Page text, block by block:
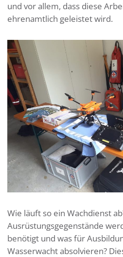
und vor allem, dass diese
ehrenamtlich geleistet wird.
Wie läuft so ein Wachdienst
Ausrüstungsgegenstände
benötigt und was für
Wasserwacht absolvieren?